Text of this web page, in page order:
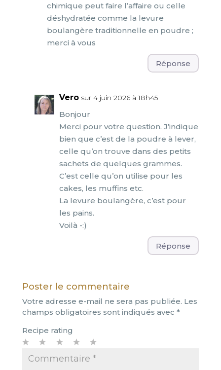
chimique peut faire l’affaire ou celle
déshydratée comme la levure
boulangère traditionnelle en poudre ;
merci à vous
Réponse
Vero sur 4 juin 2026 à 18h45
Bonjour
Merci pour votre question. J’indique
bien que c’est de la poudre à lever,
celle qu’on trouve dans des petits
sachets de quelques grammes.
C’est celle qu’on utilise pour les
cakes, les muffins etc.
La levure boulangère, c’est pour
les pains.
Voilà -:)
Réponse
Poster le commentaire
Votre adresse e-mail ne sera pas publiée. Les
champs obligatoires sont indiqués avec *
Recipe rating
5
Stars
Stars
Stars
Star